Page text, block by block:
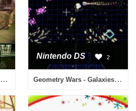
Brothers in Arms DS (Europe) (En,Fr,De,Es,It)
Nintendo DS 2
Geometry Wars - Galaxies (Europe) (En,Fr,De,Es,It)